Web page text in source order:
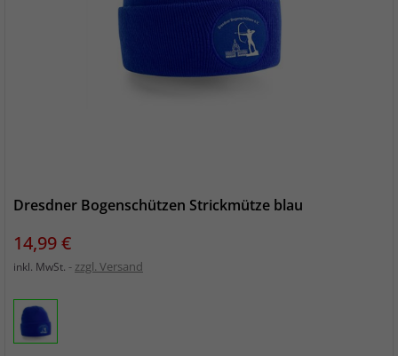
Dresdner Bogenschützen Strickmütze blau
Preis
14,99 €
inkl. MwSt. zzgl. Versand